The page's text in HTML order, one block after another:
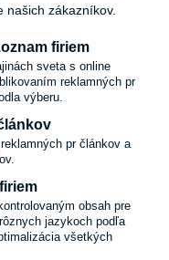
zákazníkov.
firiem
sveta s online
reklamných pr
výberu.
pr článkov a
obsah pre
jazykoch podľa
všetkých